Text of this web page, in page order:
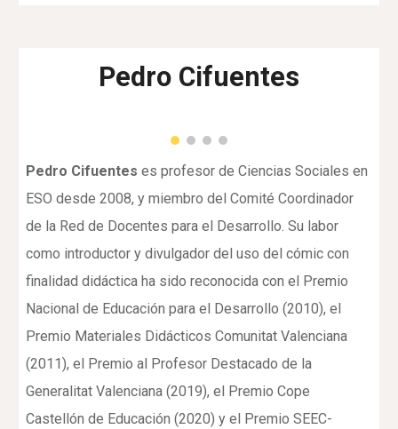
Pedro Cifuentes
Pedro Cifuentes es profesor de Ciencias Sociales en
ESO desde 2008, y miembro del Comité Coordinador
de la Red de Docentes para el Desarrollo. Su labor
como introductor y divulgador del uso del cómic con
finalidad didáctica ha sido reconocida con el Premio
Nacional de Educación para el Desarrollo (2010), el
Premio Materiales Didácticos Comunitat Valenciana
(2011), el Premio al Profesor Destacado de la
Generalitat Valenciana (2019), el Premio Cope
Castellón de Educación (2020) y el Premio SEEC-